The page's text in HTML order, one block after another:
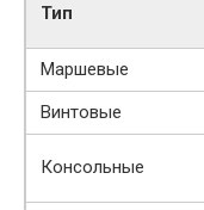
Тип
Маршевые
Винтовые
Консольные